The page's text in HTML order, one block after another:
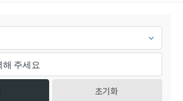
초기화